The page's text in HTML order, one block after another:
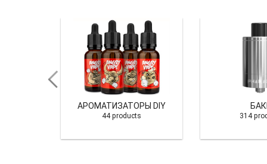
АРОМАТИЗАТОРЫ DIY
44 products 314